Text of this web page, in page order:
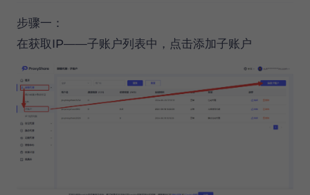
步骤一：
在获取IP——子账户列表中，点击添加子账户